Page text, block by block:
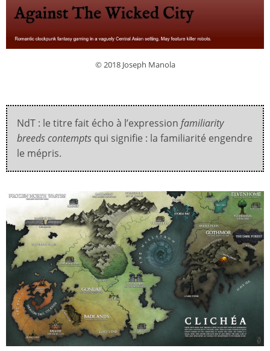
© 2018 Joseph Manola
NdT : le titre fait écho à l’expression familiarity
breeds contempts qui signifie : la familiarité engendre
le mépris.